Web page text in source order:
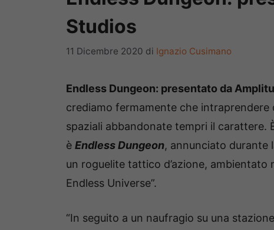
Studios
11 Dicembre 2020 di Ignazio Cusimano
Endless Dungeon: presentato da
crediamo fermamente che
spaziali abbandonate tempri il
è Endless Dungeon, annunciato durante
un roguelite tattico d’azione,
Endless Universe”.
“In seguito a un naufragio su una